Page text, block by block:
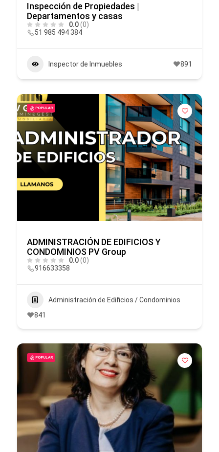
Inspección de Propiedades |
Departamentos y casas
0.0(0)
51 985 494 384
Inspector de Inmuebles 891
POPULAR
ADMINISTRACIÓN DE EDIFICIOS Y
CONDOMINIOS PV Group
0.0(0)
916633358
Administración de Edificios / Condominios
841
POPULAR